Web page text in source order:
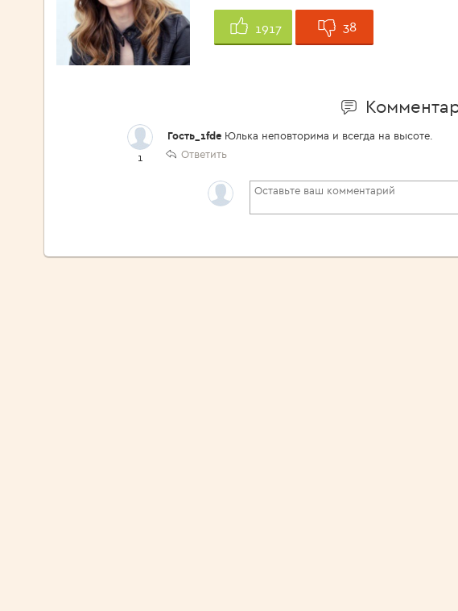
1917 38
1
Гость_1fde Юлька неповторима и всегда на высоте.
Ответить